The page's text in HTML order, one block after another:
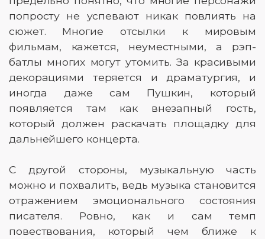
попросту не успевают никак повлиять на
сюжет. Многие отсылки к мировым
фильмам, кажется, неуместными, а рэп-
батлы многих могут утомить. За красивыми
декорациями теряется и драматургия, и
иногда даже сам Пушкин, который
появляется там как внезапный гость,
который должен раскачать площадку для
дальнейшего концерта.
С другой стороны, музыкальную часть
можно и похвалить, ведь музыка становится
отражением эмоционального состояния
писателя. Ровно, как и сам темп
повествования, который чем ближе к